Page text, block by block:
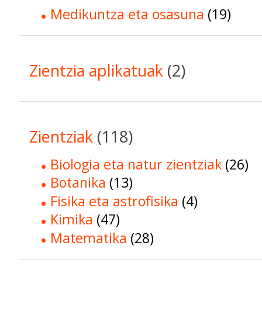
Medikuntza eta osasuna (19)
Zientzia aplikatuak (2)
Zientziak (118)
Biologia eta natur zientziak (26)
Botanika (13)
Fisika eta astrofisika (4)
Kimika (47)
Matematika (28)